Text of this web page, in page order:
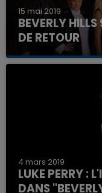
15 mai 2019
BEVERLY
DE RETOUR
4 mars 2019
LUKE PERRY :
DANS